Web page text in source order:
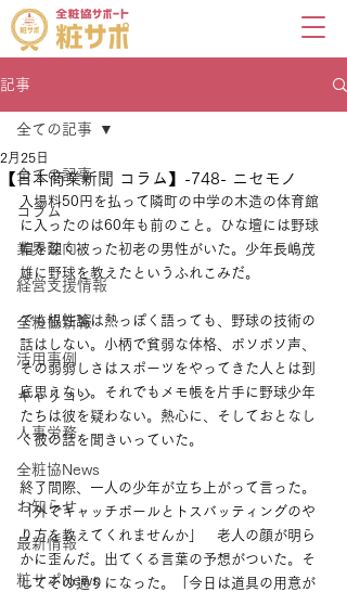
記事
全ての記事
コラム
業界動向
経営支援情報
全粧協新報
活用事例
キャリコン
人事労務
全粧協News
お知らせ
最新情報
粧サポNews
全ての記事
【日本商業新聞 コラム】-748- ニセモノ
2月25日
入場料50円を払って隣町の中学の木造の体育館
に入ったのは60年も前のこと。ひな壇には野球
帽を深く被った初老の男性がいた。少年長嶋茂
雄に野球を教えたというふれこみだ。
でも根性論は熱っぽく語っても、野球の技術の
話はしない。小柄で貧弱な体格、ボソボソ声、
その弱弱しさはスポーツをやってきた人とは到
底思えない。それでもメモ帳を片手に野球少年
たちは彼を疑わない。熱心に、そしておとなし
く彼の話を聞きいっていた。
終了間際、一人の少年が立ち上がって言った。
「外でキャッチボールとトスバッティングのや
り方を教えてくれませんか」　老人の顔が明ら
かに歪んだ。出てくる言葉の予想がついた。そ
してその通りになった。「今日は道具の用意が